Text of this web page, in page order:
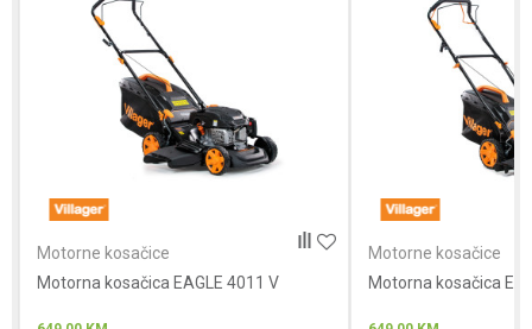
Anti-spam zaštita - izračunajte koliko je 2 + 3 :
Motorne kosačice
Motorna kosačica EAGLE 4011 V
Motorne kosačice
Motorna kosačica